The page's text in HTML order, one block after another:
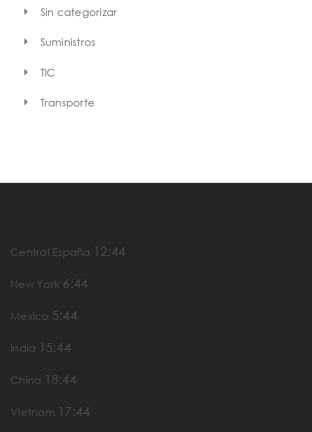
Sin categorizar
Suministros
TIC
Transporte
Central España 12:44
New York 6:44
Mexico 5:44
India 15:44
China 18:44
Vietnam 17:44